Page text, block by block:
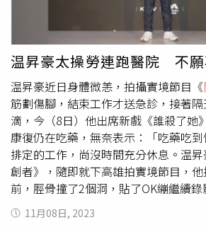
點金」競賽，要舉著獅頭使出力道、頓
鳳獅的步伐，並把小朋友分成2隊跟著
那方還要在門口大喊贏家指定的口令。
憲領的隊伍輸了，李千娜調皮地要蔡昌
全世界最正的人。」讓蔡昌憲傻眼又尷
他，領著團隊一起在校門口大喊，讓
笑橋段，氣氛輕鬆許多。
温昇豪太操勞連跑醫院 不
温昇豪近日身體微恙，拍攝實境節目《
筋劃傷腳，結束工作才送急診，接著
滴，今（8日）他出席新戲《誰殺了她
康復仍在吃藥，無奈表示：「吃藥吃
排定的工作，尚沒時間充分休息。温
創者》，隨即就下高雄拍實境節目，
前，脛骨撞了2個洞，貼了OK繃繼續
流，預防破傷風還是到急診處理。而
他一直畏寒，後來檢查是扁桃腺發炎
11月08日, 2023